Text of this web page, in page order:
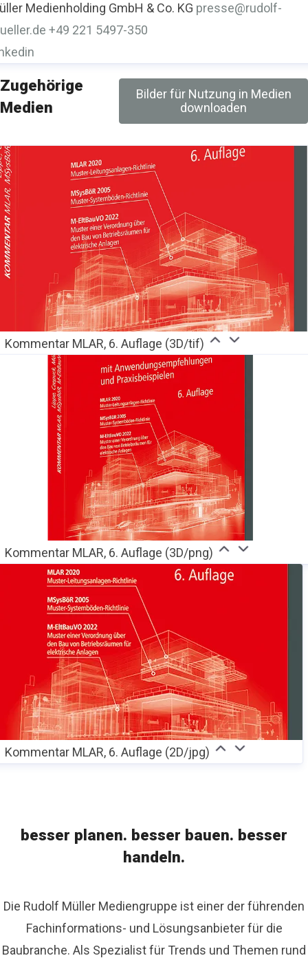
Medienholding GmbH & Co. KG presse@rudolf-
+49 221 5497-350
Zugehörige
Medien
Bilder für Nutzung in Medien
downloaden
Kommentar MLAR, 6. Auflage (3D/tif)
Kommentar MLAR, 6. Auflage (3D/png)
Kommentar MLAR, 6. Auflage (2D/jpg)
besser planen. besser bauen. besser
handeln.
Die Rudolf Müller Mediengruppe ist einer der führenden
Fachinformations- und Lösungsanbieter für die
Baubranche. Als Spezialist für Trends und Themen rund